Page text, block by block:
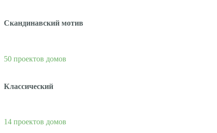
Скандинавский мотив
50 проектов домов
Классический
14 проектов домов